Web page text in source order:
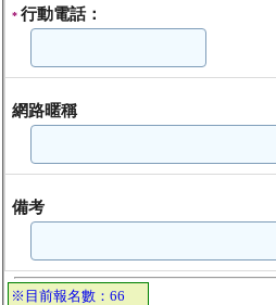
*行動電話：
網路暱稱
備考
※目前報名數：66